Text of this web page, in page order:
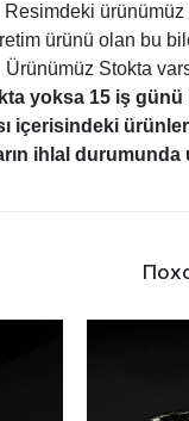
Resimdeki ürünümüz
ürünü olan bu
Ürünümüz Stokta
yoksa 15 iş günü
içerisindeki
ihlal durumunda